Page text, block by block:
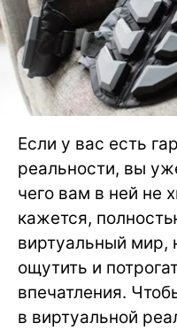
Если у вас есть
реальности, вы
чего вам в ней не
кажется,
виртуальный мир,
ощутить и
впечатления.
в виртуальной